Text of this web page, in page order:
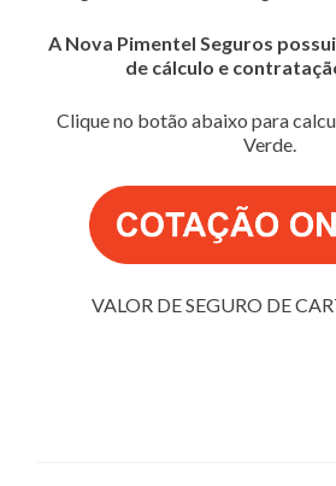
A Nova Pimentel Seguros
de cálculo e
Clique no botão abaixo para
Verde.
VALOR DE SEGURO DE